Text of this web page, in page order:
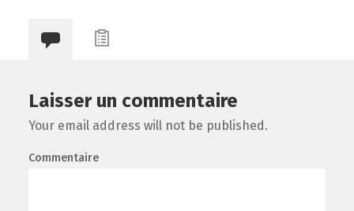
Laisser un commentaire
Your email address will not be published.
Commentaire